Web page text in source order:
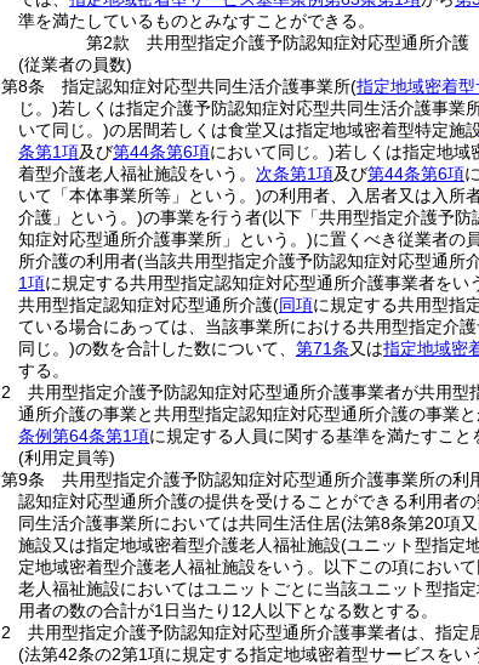
準を満たしているものとみなすことができる。
第2款
共用型指定介護予防認知症対応型通所介護
(従業者の員数)
第8条
指定認知症対応型共同生活介護事業所(指定地域密着
じ。)若しくは指定介護予防認知症対応型共同生活介護事業
いて同じ。)の居間若しくは食堂又は指定地域密着型特定施
条第1項及び第44条第6項において同じ。)若しくは指定地域
着型介護老人福祉施設をいう。 次条第1項及び第44条第6項
いて「本体事業所等」という。)の利用者、入居者又は入所
介護」という。)の事業を行う者(以下「共用型指定介護予
知症対応型通所介護事業所」という。)に置くべき従業者の
所介護の利用者(当該共用型指定介護予防認知症対応型通所
1項に規定する共用型指定認知症対応型通所介護事業者をい
共用型指定認知症対応型通所介護(同項に規定する共用型指
ている場合にあっては、当該事業所における共用型指定介
同じ。)の数を合計した数について、 第71条又は指定地域密
する。
2
共用型指定介護予防認知症対応型通所介護事業者が共用
通所介護の事業と共用型指定認知症対応型通所介護の事業
条例第64条第1項に規定する人員に関する基準を満たすこと
(利用定員等)
第9条
共用型指定介護予防認知症対応型通所介護事業所の利
認知症対応型通所介護の提供を受けることができる利用者
同生活介護事業所においては共同生活住居(法第8条第20項
施設又は指定地域密着型介護老人福祉施設(ユニット型指定
定地域密着型介護老人福祉施設をいう。以下この項におい
老人福祉施設においてはユニットごとに当該ユニット型指
用者の数の合計が1日当たり12人以下となる数とする。
2
共用型指定介護予防認知症対応型通所介護事業者は、指定
(法第42条の2第1項に規定する指定地域密着型サービスをい